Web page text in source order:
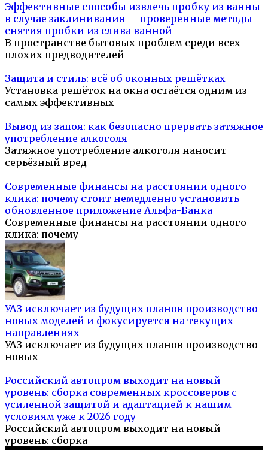
Эффективные способы извлечь пробку из ванны
в случае заклинивания — проверенные методы
снятия пробки из слива ванной
В пространстве бытовых проблем среди всех
плохих предводителей
Защита и стиль: всё об оконных решётках
Установка решёток на окна остаётся одним из
самых эффективных
Вывод из запоя: как безопасно прервать затяжное
употребление алкоголя
Затяжное употребление алкоголя наносит
серьёзный вред
Современные финансы на расстоянии одного
клика: почему стоит немедленно установить
обновленное приложение Альфа-Банка
Современные финансы на расстоянии одного
клика: почему
УАЗ исключает из будущих планов производство
новых моделей и фокусируется на текущих
направлениях
УАЗ исключает из будущих планов производство
новых
Российский автопром выходит на новый
уровень: сборка современных кроссоверов с
усиленной защитой и адаптацией к нашим
условиям уже к 2026 году
Российский автопром выходит на новый
уровень: сборка